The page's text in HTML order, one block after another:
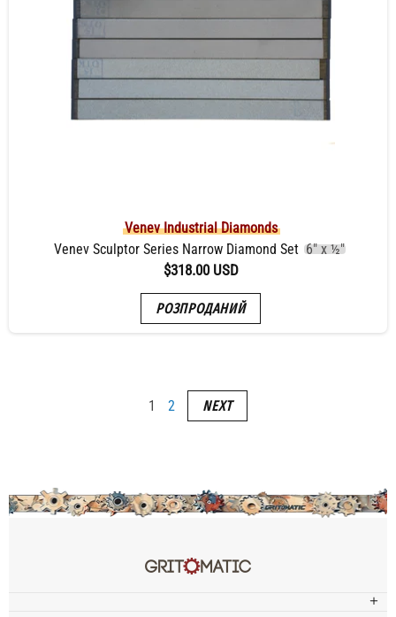
Venev Industrial Diamonds
Venev Sculptor Series Narrow Diamond Set 6" x ½"
$318.00 USD
РОЗПРОДАНИЙ
1 2 NEXT